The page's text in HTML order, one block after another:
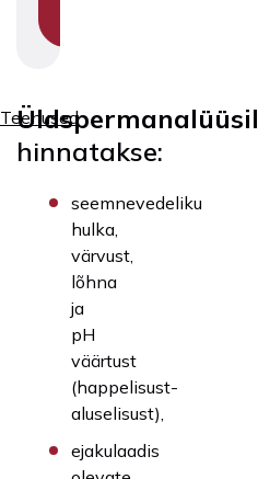
Teenused
Üldspermanalüüsil
hinnatakse:
seemnevedeliku
hulka,
värvust,
lõhna
ja
pH
väärtust
(happelisust-
aluselisust),
ejakulaadis